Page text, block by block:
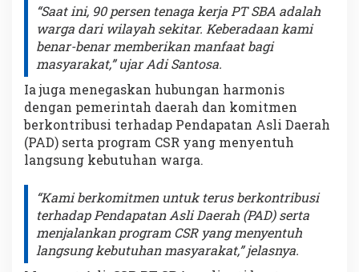
“Saat ini, 90 persen tenaga kerja PT SBA adalah
warga dari wilayah sekitar. Keberadaan kami
benar-benar memberikan manfaat bagi
masyarakat,” ujar Adi Santosa.
Ia juga menegaskan hubungan harmonis
dengan pemerintah daerah dan komitmen
berkontribusi terhadap Pendapatan Asli Daerah
(PAD) serta program CSR yang menyentuh
langsung kebutuhan warga.
“Kami berkomitmen untuk terus berkontribusi
terhadap Pendapatan Asli Daerah (PAD) serta
menjalankan program CSR yang menyentuh
langsung kebutuhan masyarakat,” jelasnya.